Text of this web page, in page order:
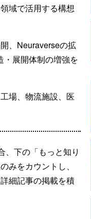
域で活用する構想
、Neuraverseの拡
展開体制の増強を
場、物流施設、医
、下の「もっと知り
みをカウントし、
細記事の掲載を積